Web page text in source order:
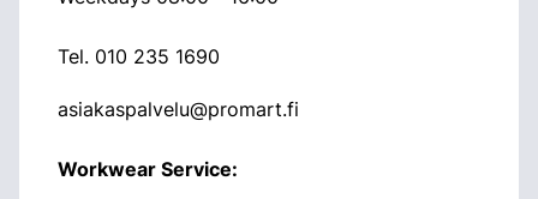
Tel. 010 235 1690
asiakaspalvelu@promart.fi
Workwear Service: